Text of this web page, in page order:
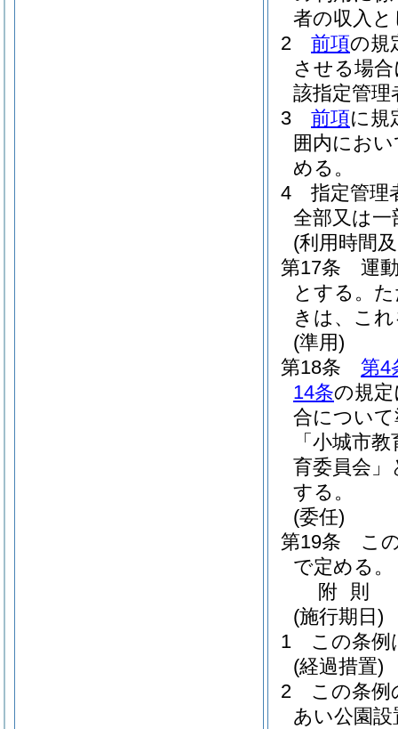
者の収入
2
前項の規
させる場
該指定管
3
前項に規
囲内にお
める。
4
指定管理
全部又は
(利用時間
第17条
運
とする。
きは、こ
(準用)
第18条
第4
14条の規
合につい
「小城市
育委員会
する。
(委任)
第19条
こ
で定める。
附 則
(施行期日)
1
この条例
(経過措置)
2
この条例
あい公園設